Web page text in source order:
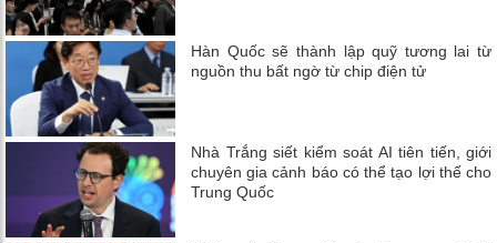
Hàn Quốc sẽ thành lập quỹ tương lai từ
nguồn thu bất ngờ từ chip điện tử
Nhà Trắng siết kiểm soát AI tiên tiến, giới
chuyên gia cảnh báo có thể tạo lợi thế cho
Trung Quốc